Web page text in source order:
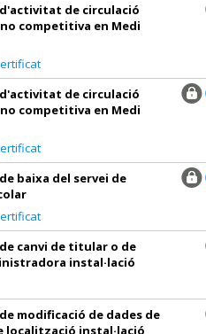
de circulació
competitiva en Medi
de circulació
competitiva en Medi
baixa del servei de
canvi de titular o de
instal·lació
modificació de dades de
localització instal·lació